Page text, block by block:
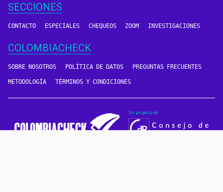
SECCIONES
CONTACTO ESPECIALES CHEQUEOS ZOOM INVESTIGACIONES
COLOMBIACHECK
SOBRE NOSOTROS POLÍTICA DE DATOS PREGUNTAS FRECUENTES
METODOLOGÍA TÉRMINOS Y CONDICIONES
Un proyecto de